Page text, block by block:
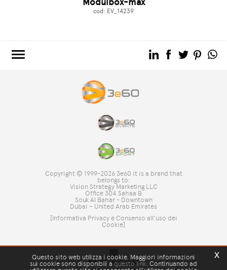
cod: EV_14239
Copyright © 1999-2026 3e60 it is a brand that
belongs to:
Vision Strategy Marketing LLC
Office 304 Sahaa B
Souk Al Bahar - Downtown
Dubai – United Arab Emirates
[Informativa Privacy e Consenso all'uso dei
Cookie]
x
Questo sito web utilizza i cookie. Maggiori informazioni
sui cookie sono disponibili a questo link. Continuando ad